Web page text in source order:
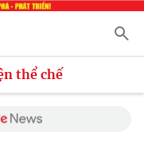
thể chế